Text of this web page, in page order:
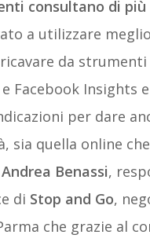
consultano di
a utilizzare
da strumenti
Facebook Insights
per dare
sia quella online
Andrea Benassi,
di Stop and Go,
che grazie al